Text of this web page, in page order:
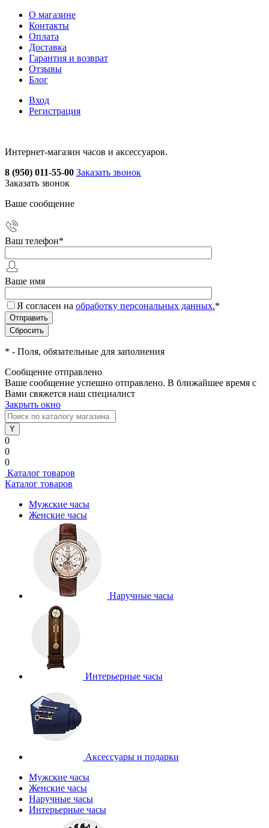
О магазине
Контакты
Оплата
Доставка
Гарантия и возврат
Отзывы
Блог
Вход
Регистрация
Интернет-магазин часов и аксессуаров.
8 (950) 011-55-00 Заказать звонок
Заказать звонок
Ваше сообщение
Ваш телефон*
Ваше имя
Я согласен на обработку персональных данных.*
* - Поля, обязательные для заполнения
Сообщение отправлено
Ваше сообщение успешно отправлено. В ближайшее время с
Вами свяжется наш специалист
Закрыть окно
0
0
0
Каталог товаров
Каталог товаров
Мужские часы
Женские часы
Наручные часы
Интерьерные часы
Аксессуары и подарки
Мужские часы
Женские часы
Наручные часы
Интерьерные часы